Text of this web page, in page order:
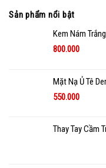
Sản phẩm nổi bật
Kem Nám
800.000
Mặt Nạ Ủ Tê
550.000
Thay Tay Cầm